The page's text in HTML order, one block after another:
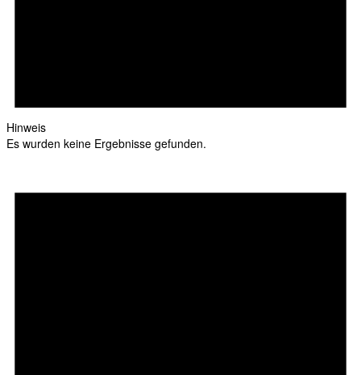
Hinweis
Es wurden keine Ergebnisse gefunden.